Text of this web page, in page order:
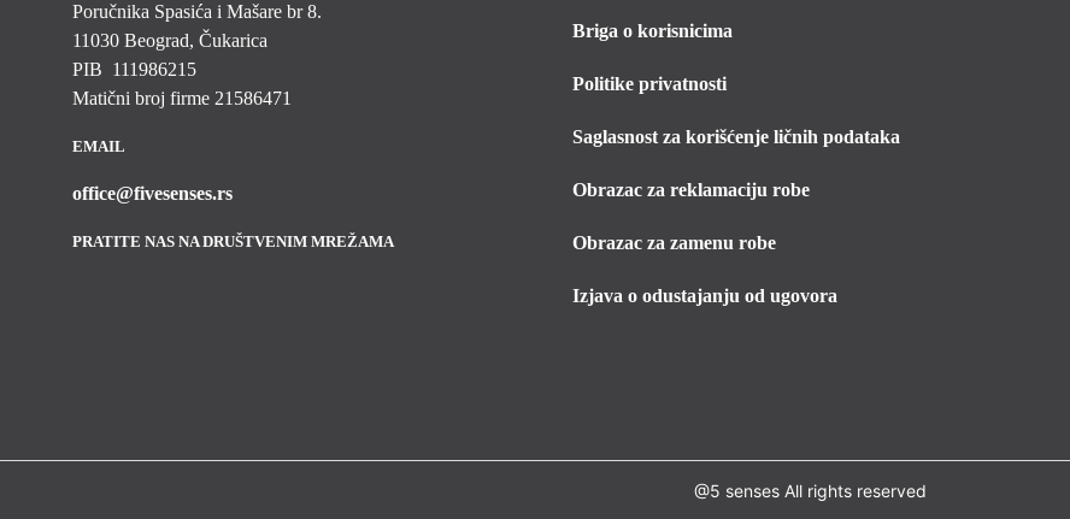
Poručnika Spasića i Mašare br 8.
11030 Beograd, Čukarica
PIB 111986215
Matični broj firme 21586471
EMAIL
office@fivesenses.rs
PRATITE NAS NA DRUŠTVENIM MREŽAMA
Briga o korisnicima
Politike privatnosti
Saglasnost za korišćenje ličnih podataka
Obrazac za reklamaciju robe
Obrazac za zamenu robe
Izjava o odustajanju od ugovora
@5 senses All rights reserved